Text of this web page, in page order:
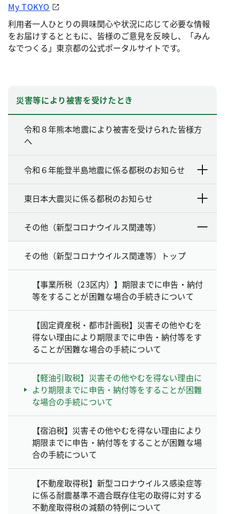
My TOKYO
利用者一人ひとりの興味関心や状況に応じて必要な情報
をお届けするとともに、皆様のご意見を反映し、「みん
なでつくる」東京都の公式ポータルサイトです。
災害等により被害を受けたとき
令和８年熊本地震により被害を受けられた皆様方
へ​
令和６年能登半島地震に係る都税のお知らせ
東日本大震災に係る都税のお知らせ
その他（新型コロナウイルス関連等）
その他（新型コロナウイルス関連等）トップ
【事業所税（23区内）】期限までに申告・納付
等をすることが困難な場合の手続きについて
【固定資産税・都市計画税】災害その他やむを
得ない理由により期限までに申告・納付等をす
ることが困難な場合の手続について
【軽油引取税】災害その他やむを得ない理由に
より期限までに申告・納付等をすることが困難
な場合の手続について
【宿泊税】災害その他やむを得ない理由により
期限までに申告・納付等をすることが困難な場
合の手続について
【不動産取得税】新型コロナウイルス感染症等
に係る耐震基準不適合既存住宅の取得に対する
不動産取得税の減額の特例について